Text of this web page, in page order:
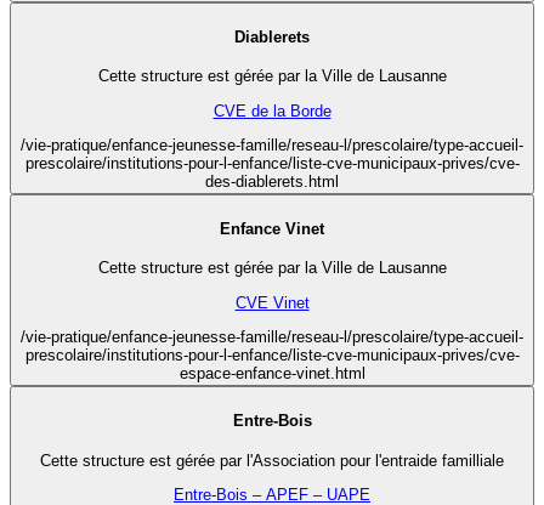
Diablerets
Cette structure est gérée par la Ville de Lausanne
CVE de la Borde
/vie-pratique/enfance-jeunesse-famille/reseau-l/prescolaire/type-accueil-
prescolaire/institutions-pour-l-enfance/liste-cve-municipaux-prives/cve-
des-diablerets.html
Enfance Vinet
Cette structure est gérée par la Ville de Lausanne
CVE Vinet
/vie-pratique/enfance-jeunesse-famille/reseau-l/prescolaire/type-accueil-
prescolaire/institutions-pour-l-enfance/liste-cve-municipaux-prives/cve-
espace-enfance-vinet.html
Entre-Bois
Cette structure est gérée par l'Association pour l'entraide familliale
Entre-Bois – APEF – UAPE